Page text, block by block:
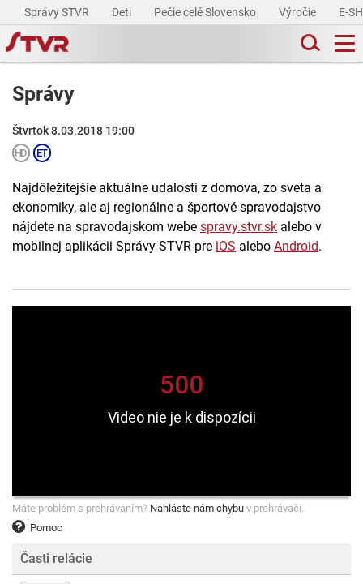
Správy STVR Deti Pečie celé Slovensko Výročie E-
Správy
Štvrtok 8.03.2018 19:00
Najdôležitejšie aktuálne udalosti z domova, zo sveta a
ekonomiky, ale aj regionálne a športové spravodajstvo
nájdete na spravodajskom webe spravy.stvr.sk alebo v
mobilnej aplikácii Správy STVR pre iOS alebo Android.
Pomoc
Máte problém s prehrávaním? Nahláste nám chybu v prehrávači.
Časti relácie